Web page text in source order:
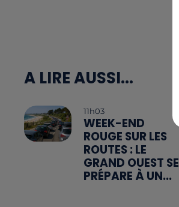
A LIRE AUSSI...
11h03
WEEK-END
ROUGE SUR LES
ROUTES : LE
GRAND OUEST SE
PRÉPARE À UN...